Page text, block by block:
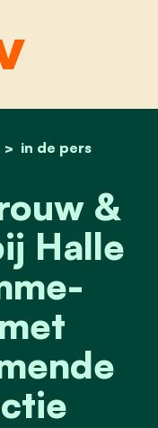
in de pers
| vrouw &
&
Halle